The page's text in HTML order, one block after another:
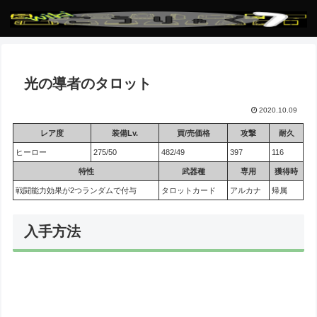
光の導者のタロット
2020.10.09
レア度 装備Lv. 買/売価格 攻撃 耐久
ヒーロー 275/50 482/49 397 116
特性 武器種 専用 獲得時
戦闘能力効果が2つランダムで付与 タロットカード アルカナ 帰属
入手方法